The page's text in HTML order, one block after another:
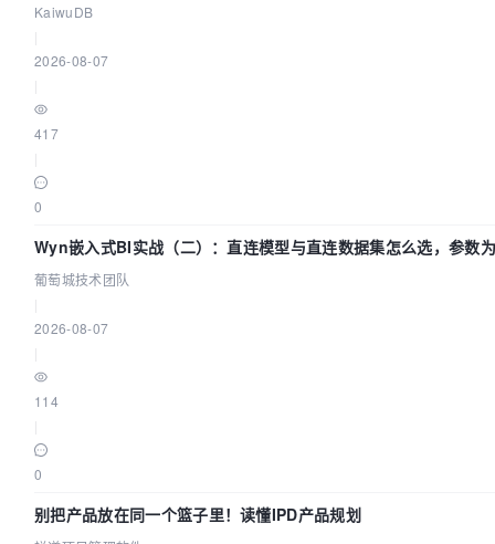
KaiwuDB
2026-08-07
417
0
Wyn嵌入式BI实战（二）：直连模型与直连数据集怎么选，参数
葡萄城技术团队
葡萄城技术团队
2026-08-07
114
0
别把产品放在同一个篮子里！读懂IPD产品规划